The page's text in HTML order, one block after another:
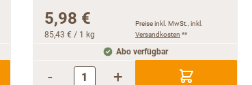
5,98 €
85,43 € / 1 kg
Preise inkl. MwSt., inkl.
Versandkosten **
Abo verfügbar
- +